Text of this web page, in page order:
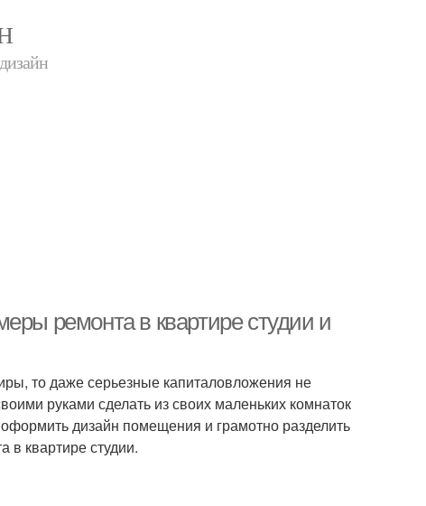
ремонта в квартире студии и
то даже серьезные капиталовложения не
руками сделать из своих маленьких комнаток
дизайн помещения и грамотно разделить
квартире студии.